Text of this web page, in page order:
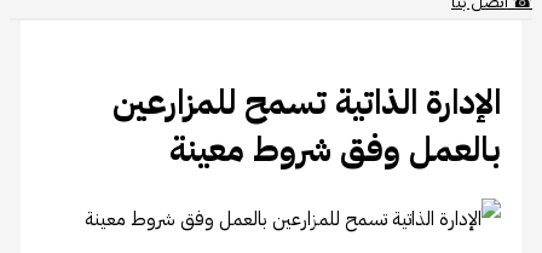
الإدارة الذاتية تسمح للمزارعين
بالعمل وفق شروط معينة